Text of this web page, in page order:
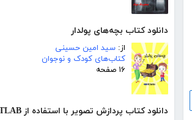
دانلود کتاب بچه‌های پولدار
از: سید امین حسینی
کتاب‌های کودک و نوجوان
۱۶ صفحه
دانلود کتاب پردازش تصویر با استفاده از MATLAB